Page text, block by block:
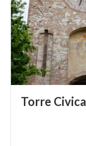
Torre Civica